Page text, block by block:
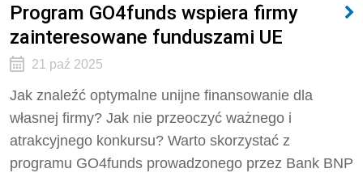
Program GO4funds wspiera firmy
zainteresowane funduszami UE
21 paź 2025
Jak znaleźć optymalne unijne finansowanie dla
własnej firmy? Jak nie przeoczyć ważnego i
atrakcyjnego konkursu? Warto skorzystać z
programu GO4funds prowadzonego przez Bank BNP